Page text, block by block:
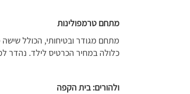
מתחם טרמפולינות
מתחם מגודר ובטיחותי, הכולל שישה
כלולה במחיר הכרטיס לילד. נהדר
ולהורים: בית הקפה